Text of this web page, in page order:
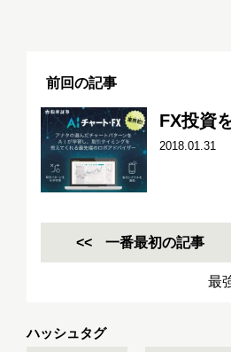
前回の記事
FX投資
2018.01.31
一番最初の記事
最
ハッシュタグ